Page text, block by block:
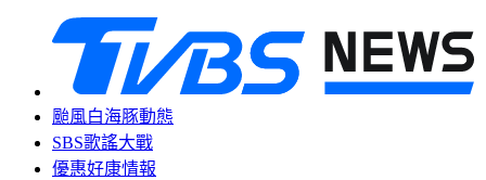
颱風白海豚動態
SBS歌謠大戰
優惠好康情報